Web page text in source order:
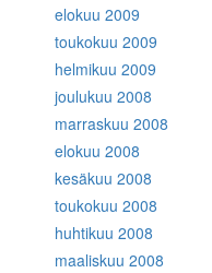
elokuu 2009
toukokuu 2009
helmikuu 2009
joulukuu 2008
marraskuu 2008
elokuu 2008
kesäkuu 2008
toukokuu 2008
huhtikuu 2008
maaliskuu 2008